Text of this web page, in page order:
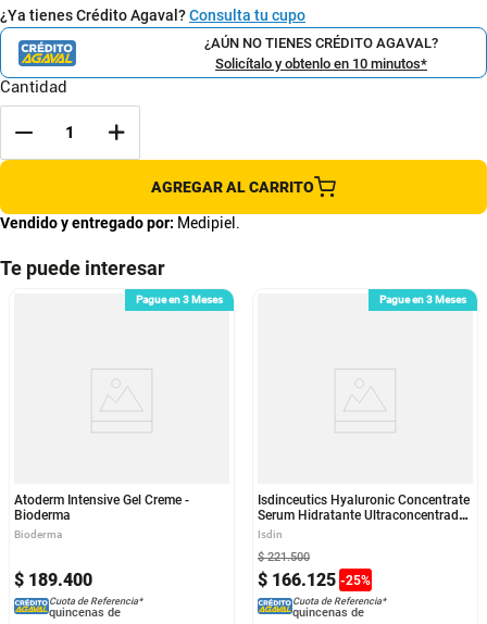
¿Ya tienes Crédito Agaval?Consulta tu cupo
¿AÚN NO TIENES CRÉDITO AGAVAL?
Solicítalo y obtenlo en 10 minutos*
Cantidad
AGREGAR AL CARRITO
Vendido y entregado por: Medipiel.
Te puede interesar
Pague en 3 Meses
Atoderm Intensive Gel Creme -
Bioderma
Bioderma
$ 189.400
Cuota de Referencia*
quincenas de
Pague en 3 Meses
Isdinceutics Hyaluronic Concentrate
Serum Hidratante Ultraconcentrado
- Isdin
Isdin
$ 166.125 -25%
$ 221.500
Cuota de Referencia*
quincenas de